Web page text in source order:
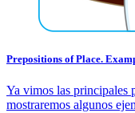
Prepositions of Place.
Ya vimos las principales
mostraremos algunos